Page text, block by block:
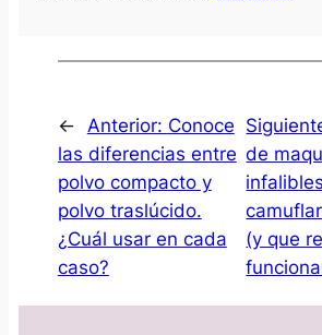
← Anterior: Conoce
las diferencias entre
polvo compacto y
polvo traslúcido.
¿Cuál usar en cada
caso?
de
(y que